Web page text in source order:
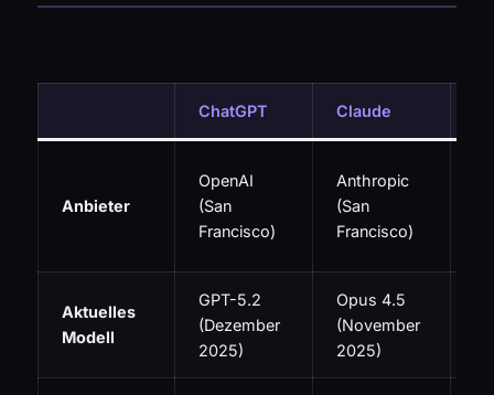
ChatGPT Claude
Anbieter
OpenAI
(San
Francisco)
Anthropic
(San
Francisco)
Aktuelles
Modell
GPT-5.2
(Dezember
2025)
Opus 4.5
(November
2025)